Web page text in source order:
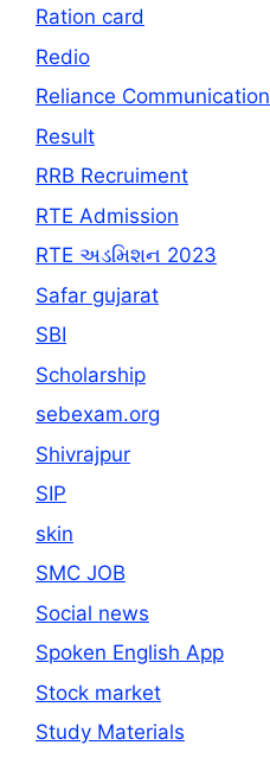
Ration card
Redio
Reliance Communication
Result
RRB Recruiment
RTE Admission
RTE અડમિશન 2023
Safar gujarat
SBI
Scholarship
sebexam.org
Shivrajpur
SIP
skin
SMC JOB
Social news
Spoken English App
Stock market
Study Materials